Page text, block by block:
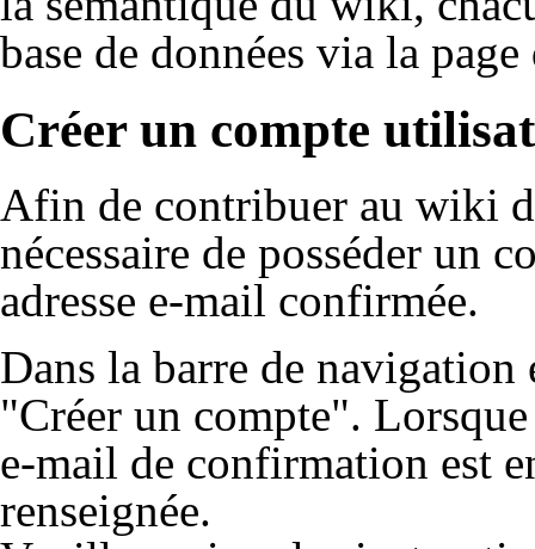
base de données via la
Créer un compte
Afin de contribuer au wiki
nécessaire de posséder un
adresse e-mail confirmée.
Dans la barre de
"Créer un compte".
e-mail de confirmation est
renseignée.